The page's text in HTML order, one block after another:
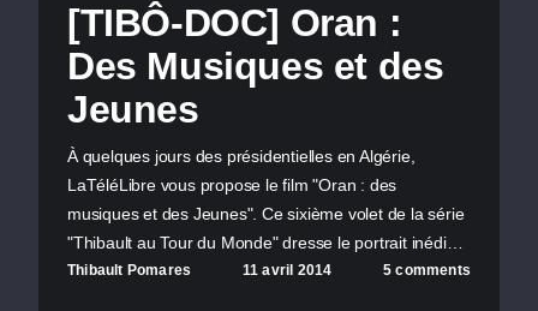
[TIBÔ-DOC] Oran :
Des Musiques et des
Jeunes
À quelques jours des présidentielles en Algérie,
LaTéléLibre vous propose le film "Oran : des
musiques et des Jeunes". Ce sixième volet de la série
"Thibault au Tour du Monde" dresse le portrait inédi…
Thibault Pomares 11 avril 2014 5 comments